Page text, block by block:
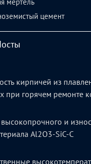
цемент
кирпичей из
при горячем ремонте
и
Al2O3-SiC-C